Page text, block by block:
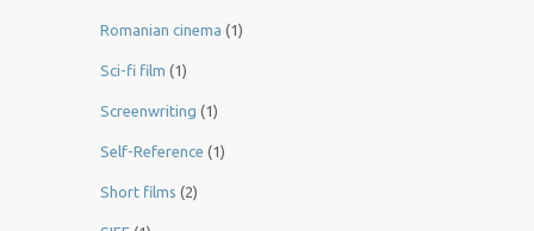
Romanian cinema (1)
Sci-fi film (1)
Screenwriting (1)
Self-Reference (1)
Short films (2)